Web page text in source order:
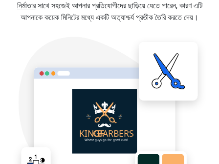
নির্মাতারসাথে সহজেই আপনার প্রতিযোগীদের ছাড়িয়ে যেতে পারেন, কারণ এটি
আপনাকে কয়েক মিনিটের মধ্যে একটি অত্যাশ্চর্য প্রতীক তৈরি করতে দেয়।